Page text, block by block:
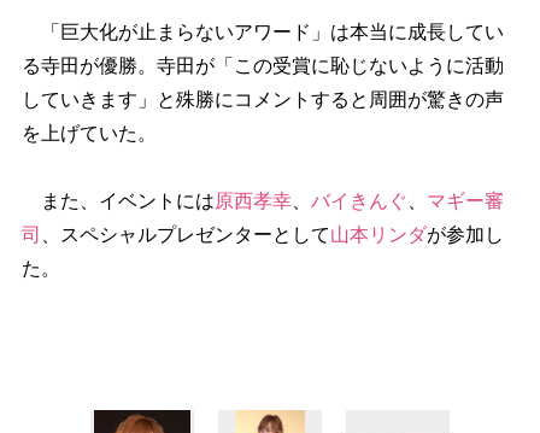
「巨大化が止まらないアワード」は本当に成長してい
る寺田が優勝。寺田が「この受賞に恥じないように活動
していきます」と殊勝にコメントすると周囲が驚きの声
を上げていた。
また、イベントには原西孝幸、 バイきんぐ
マギー審
司
、スペシャルプレゼンターとして山本リンダが参加し
た。